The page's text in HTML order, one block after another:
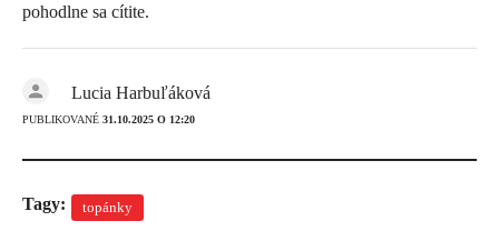
pohodlne sa cítite.
Lucia Harbuľáková
PUBLIKOVANÉ 31.10.2025 O 12:20
Tagy: topánky